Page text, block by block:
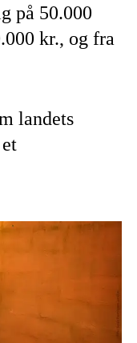
på 50.000
kr., og fra
landets